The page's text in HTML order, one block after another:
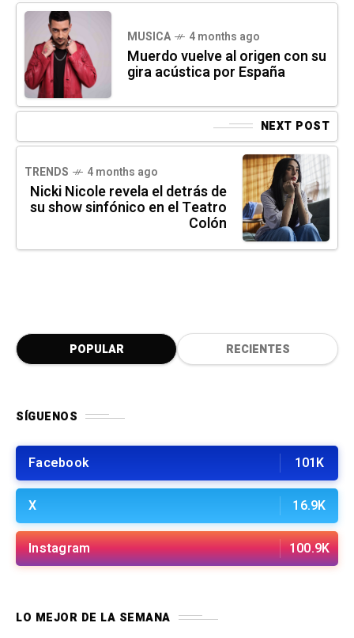
MUSICA 4 months ago
Muerdo vuelve al origen con su
gira acústica por España
NEXT POST
TRENDS 4 months ago
Nicki Nicole revela el detrás de
su show sinfónico en el Teatro
Colón
POPULAR RECIENTES
SÍGUENOS
Facebook 101K
X 16.9K
Instagram 100.9K
LO MEJOR DE LA SEMANA